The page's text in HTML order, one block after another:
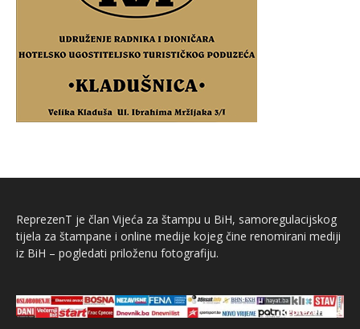
ReprezenT je član Vijeća za štampu u BiH, samoregulacijskog
tijela za štampane i online medije kojeg čine renomirani mediji
iz BiH – pogledati priloženu fotografiju.